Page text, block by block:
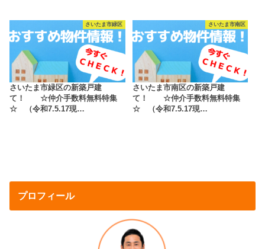
さいたま市緑区
さいたま市緑区の新築戸建
て！ ☆仲介手数料無料特集
☆ （令和7.5.17現…
さいたま市南区
さいたま市南区の新築戸建
て！ ☆仲介手数料無料特集
☆ （令和7.5.17現…
プロフィール